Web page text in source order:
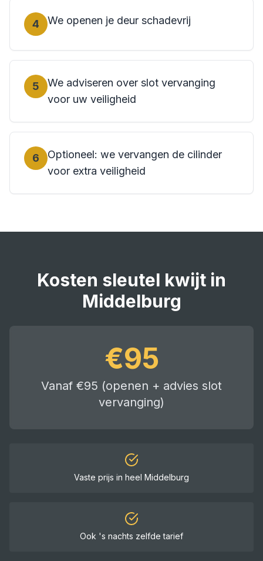
4 We openen je deur schadevrij
5
We adviseren over slot vervanging
voor uw veiligheid
6
Optioneel: we vervangen de cilinder
voor extra veiligheid
Kosten sleutel kwijt in
Middelburg
€95
Vanaf €95 (openen + advies slot
vervanging)
Vaste prijs in heel Middelburg
Ook 's nachts zelfde tarief